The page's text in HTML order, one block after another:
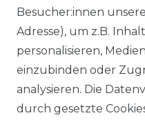
Wechselrichter
Wechselrichter
Besucher:innen
Adresse), um z.B.
personalisieren,
einzubinden oder
analysieren. Die
durch gesetzte